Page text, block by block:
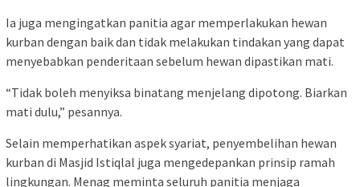
Ia juga mengingatkan panitia agar memperlakukan hewan
kurban dengan baik dan tidak melakukan tindakan yang dapat
menyebabkan penderitaan sebelum hewan dipastikan mati.
“Tidak boleh menyiksa binatang menjelang dipotong. Biarkan
mati dulu,” pesannya.
Selain memperhatikan aspek syariat, penyembelihan hewan
kurban di Masjid Istiqlal juga mengedepankan prinsip ramah
lingkungan. Menag meminta seluruh panitia menjaga